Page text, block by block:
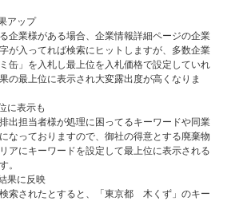
アップ
企業様がある場合、企業情報詳細ページの企業
が入ってれば検索にヒットしますが、多数企業
缶」を入札し最上位を入札価格で設定していれ
の最上位に表示され大変露出度が高くなりま
に表示も
出担当者様が処理に困ってるキーワードや同業
なっておりますので、御社の得意とする廃棄物
アにキーワードを設定して最上位に表示される
。
果に反映
索されたとすると、「東京都 木くず」のキー